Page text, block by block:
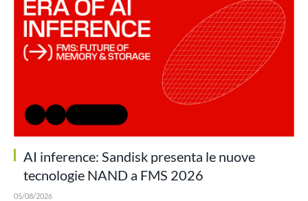
AI inference: Sandisk presenta le nuove
tecnologie NAND a FMS 2026
05/08/2026